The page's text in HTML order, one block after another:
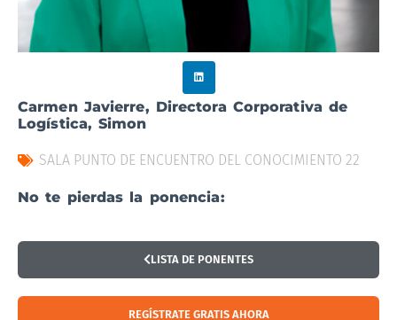
Carmen Javierre, Directora Corporativa de
Logística, Simon
SALA PUNTO DE ENCUENTRO DEL CONOCIMIENTO 22
No te pierdas la ponencia:
LISTA DE PONENTES
REGÍSTRATE GRATIS AHORA